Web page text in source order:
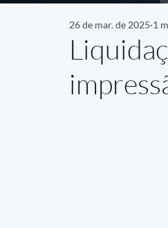
26 de mar. de 2025 1